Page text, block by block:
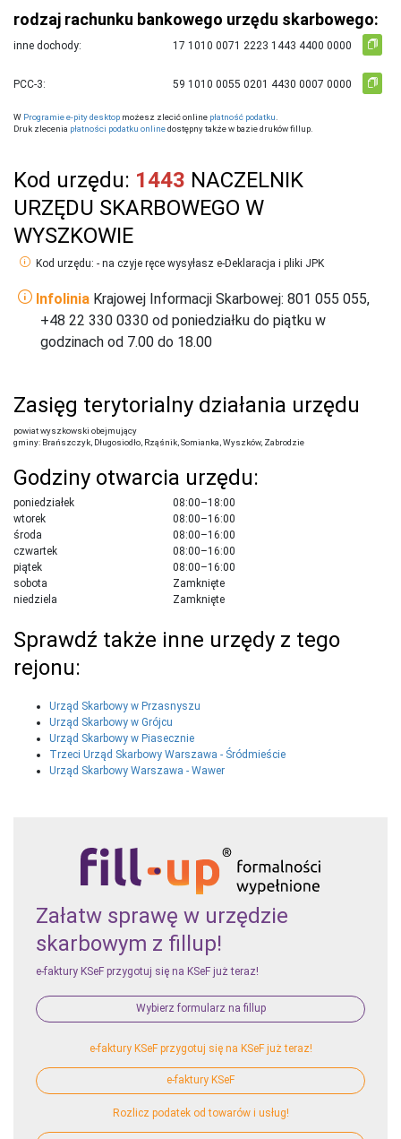
rodzaj rachunku bankowego urzędu skarbowego:
inne dochody:
PCC-3:
W Programie e-pity desktop możesz zlecić online płatność podatku
Druk zlecenia płatności podatku onlinedostępny także w bazie druków fillup.
Kod urzędu: 1443 NACZELNIK
URZĘDU SKARBOWEGO W
WYSZKOWIE
Kod urzędu: - na czyje ręce wysyłasz e-Deklaracja i pliki JPK
Infolinia Krajowej Informacji Skarbowej: 801 055 055,
+48 22 330 0330 od poniedziałku do piątku w
godzinach od 7.00 do 18.00
Zasięg terytorialny działania urzędu
powiat wyszkowski obejmujący
gminy: Brańszczyk, Długosiodło, Rząśnik, Somianka, Wyszków, Zabrodzie
Godziny otwarcia urzędu:
poniedziałek
08:00–18:00
wtorek
08:00–16:00
środa
08:00–16:00
czwartek
08:00–16:00
piątek
08:00–16:00
sobota
Zamknięte
niedziela
Zamknięte
Sprawdź także inne urzędy z tego
rejonu:
Urząd Skarbowy w Przasnyszu
Urząd Skarbowy w Grójcu
Urząd Skarbowy w Piasecznie
Trzeci Urząd Skarbowy Warszawa - Śródmieście
Urząd Skarbowy Warszawa - Wawer
Załatw sprawę w urzędzie
skarbowym z fillup!
e-faktury KSeF przygotuj się na KSeF już teraz!
Wybierz formularz na fillup
e-faktury KSeF przygotuj się na KSeF już teraz!
e-faktury KSeF
Rozlicz podatek od towarów i usług!